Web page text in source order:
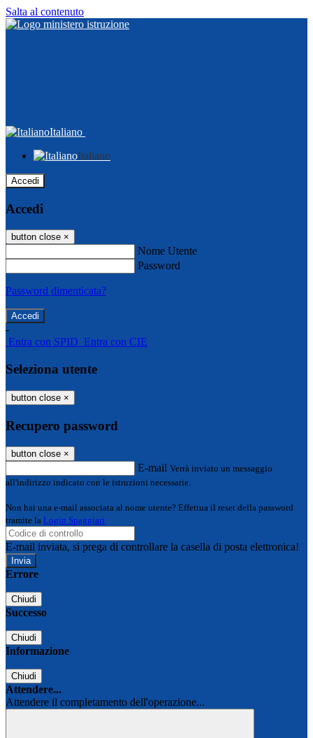
Salta al contenuto
Italiano
Italiano
Accedi
Accedi
button close ×
Nome Utente
Password
Password dimenticata?
-
Entra con SPID Entra con CIE
Seleziona utente
button close ×
Recupero password
button close ×
E-mail Verrà inviato un messaggio
all'indirizzo indicato con le istruzioni necessarie.
Non hai una e-mail associata al nome utente? Effettua il reset della password
tramite la Login Spaggiari
E-mail inviata, si prega di controllare la casella di posta elettronica!
Errore
Chiudi
Successo
Chiudi
Informazione
Chiudi
Attendere...
Attendere il completamento dell'operazione...